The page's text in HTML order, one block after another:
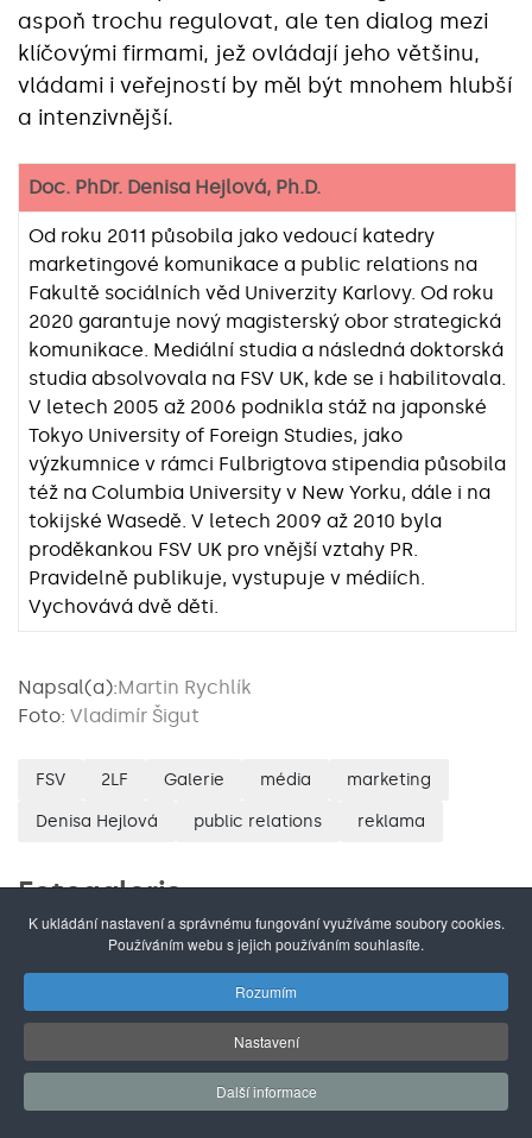
aspoň trochu regulovat, ale ten dialog mezi
klíčovými firmami, jež ovládají jeho většinu,
vládami i veřejností by měl být mnohem hlubší
a intenzivnější.
Doc. PhDr. Denisa Hejlová, Ph.D.
Od roku 2011 působila jako vedoucí katedry
marketingové komunikace a public relations na
Fakultě sociálních věd Univerzity Karlovy. Od roku
2020 garantuje nový magisterský obor strategická
komunikace. Mediální studia a následná doktorská
studia absolvovala na FSV UK, kde se i habilitovala.
V letech 2005 až 2006 podnikla stáž na japonské
Tokyo University of Foreign Studies, jako
výzkumnice v rámci Fulbrigtova stipendia působila
též na Columbia University v New Yorku, dále i na
tokijské Wasedě. V letech 2009 až 2010 byla
proděkankou FSV UK pro vnější vztahy PR.
Pravidelně publikuje, vystupuje v médiích.
Vychovává dvě děti.
Napsal(a):Martin Rychlík
Foto: Vladimír Šigut
FSV 2LF Galerie média marketing
Denisa Hejlová public relations reklama
Fotogalerie
K ukládání nastavení a správnému fungování využíváme soubory cookies.
Používáním webu s jejich používáním souhlasíte.
Rozumím
Nastavení
Další informace